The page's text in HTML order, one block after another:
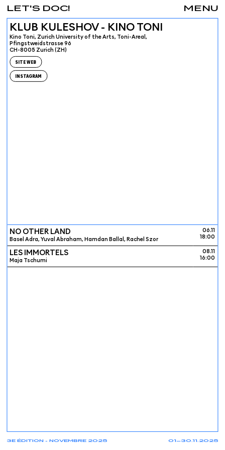
01—30.11.2025
3E ÉDITION - NOVEMBRE 2025
MENU
LET'S DOC!
KLUB KULESHOV - KINO TONI
Kino Toni, Zurich University of the Arts, Toni-Areal,
Pfingstweidstrasse 96
CH-8005 Zurich (ZH)
SITE WEB
INSTAGRAM
NO OTHER LAND
Basel Adra, Yuval Abraham, Hamdan Ballal, Rachel Szor
06.11
18:00
LES IMMORTELS
Maja Tschumi
08.11
16:00